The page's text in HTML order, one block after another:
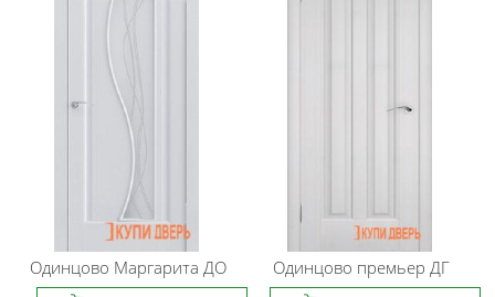
Одинцово Маргарита ДО Одинцово премьер ДГ